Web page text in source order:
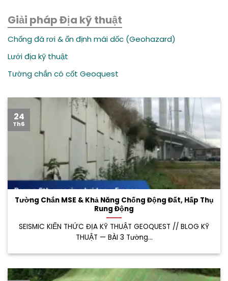
Giải pháp Địa kỹ thuật
Chống đá rơi & ổn định mái dốc (Geohazard)
Lưới địa kỹ thuật
Tường chắn có cốt Geoquest
Tường Chắn MSE & Khả Năng Chống Động Đất, Hấp Thụ
Rung Động
SEISMIC KIẾN THỨC ĐỊA KỸ THUẬT GEOQUEST // BLOG KỸ
THUẬT — BÀI 3 Tường...
24
Th6